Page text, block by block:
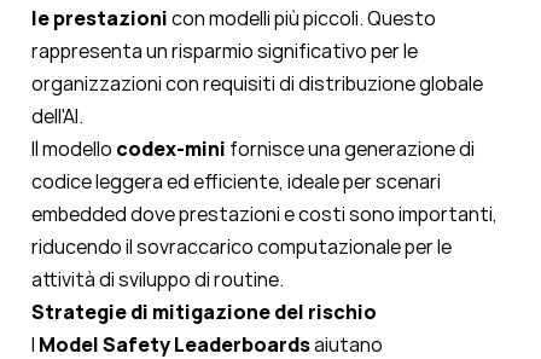
le prestazionicon modelli più piccoli. Questo
rappresenta un risparmio significativo per le
organizzazioni con requisiti di distribuzione globale
dell'AI.
Il modello codex-mini fornisce una generazione di
codice leggera ed efficiente, ideale per scenari
embedded dove prestazioni e costi sono importanti,
riducendo il sovraccarico computazionale per le
attività di sviluppo di routine.
Strategie di mitigazione del rischio
I Model Safety Leaderboardsaiutano